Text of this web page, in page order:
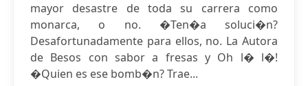
mayor desastre de toda su carrera como
monarca, o no. �Ten�a soluci�n?
Desafortunadamente para ellos, no. La Autora
de Besos con sabor a fresas y Oh l� l�!
�Quien es ese bomb�n? Trae...